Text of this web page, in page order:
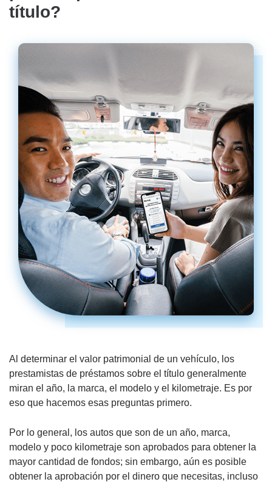
título?
Al determinar el valor patrimonial de un vehículo, los
prestamistas de préstamos sobre el título generalmente
miran el año, la marca, el modelo y el kilometraje. Es por
eso que hacemos esas preguntas primero.
Por lo general, los autos que son de un año, marca,
modelo y poco kilometraje son aprobados para obtener la
mayor cantidad de fondos; sin embargo, aún es posible
obtener la aprobación por el dinero que necesitas, incluso